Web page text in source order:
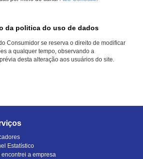
da politica do uso de dados
Consumidor se reserva o direito de modificar
a qualquer tempo, observando a
desta alteração aos usuários do site.
Estatístico
encontrei a empresa